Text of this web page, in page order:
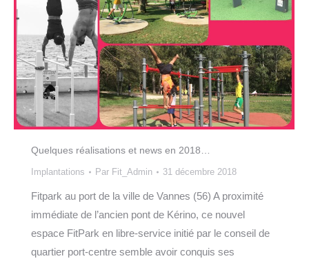
Quelques réalisations et news en 2018…
Implantations Par Fit_Admin 31 décembre 2018
Fitpark au port de la ville de Vannes (56) A proximité
immédiate de l’ancien pont de Kérino, ce nouvel
espace FitPark en libre-service initié par le conseil de
quartier port-centre semble avoir conquis ses